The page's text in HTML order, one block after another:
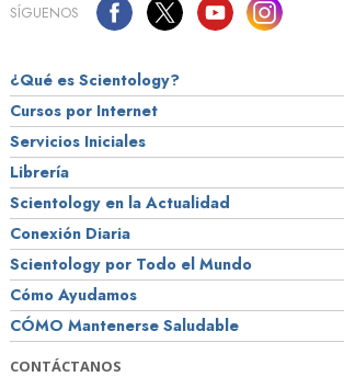
SÍGUENOS
¿Qué es Scientology?
Cursos por Internet
Servicios Iniciales
Librería
Scientology en la Actualidad
Conexión Diaria
Scientology por Todo el Mundo
Cómo Ayudamos
CÓMO Mantenerse Saludable
CONTÁCTANOS